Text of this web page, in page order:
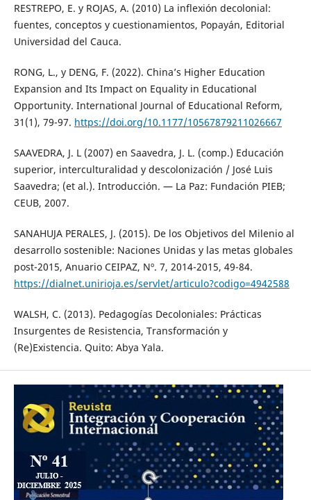
RESTREPO, E. y ROJAS, A. (2010) La inflexión decolonial:
fuentes, conceptos y cuestionamientos, Popayán, Editorial
Universidad del Cauca.
RONG, L., y DENG, F. (2022). China’s Higher Education
Expansion and Its Impact on Equality in Educational
Opportunity. International Journal of Educational Reform,
31(1), 79-97. https://doi.org/10.1177/10567879211026667
SAAVEDRA, J. L (2007) en Saavedra, J. L. (comp.) Educación
superior, interculturalidad y descolonización / José Luis
Saavedra; (et al.). Introducción. — La Paz: Fundación PIEB;
CEUB, 2007.
SANAHUJA PERALES, J. (2015). De los Objetivos del Milenio al
desarrollo sostenible: Naciones Unidas y las metas globales
post-2015, Anuario CEIPAZ, Nº. 7, 2014-2015, 49-84.
https://dialnet.unirioja.es/servlet/articulo?codigo=4942588
WALSH, C. (2013). Pedagogías Decoloniales: Prácticas
Insurgentes de Resistencia, Transformación y
(Re)Existencia. Quito: Abya Yala.